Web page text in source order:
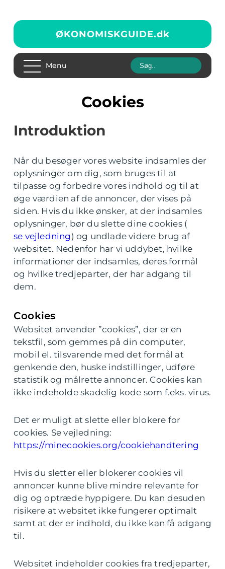
ØKONOMISKGUIDE.dk
Menu
Cookies
Introduktion
Når du besøger vores website indsamles der
oplysninger om dig, som bruges til at
tilpasse og forbedre vores indhold og til at
øge værdien af de annoncer, der vises på
siden. Hvis du ikke ønsker, at der indsamles
oplysninger, bør du slette dine cookies (
se vejledning ) og undlade videre brug af
websitet. Nedenfor har vi uddybet, hvilke
informationer der indsamles, deres formål
og hvilke tredjeparter, der har adgang til
dem.
Cookies
Websitet anvender ”cookies”, der er en
tekstfil, som gemmes på din computer,
mobil el. tilsvarende med det formål at
genkende den, huske indstillinger, udføre
statistik og målrette annoncer. Cookies kan
ikke indeholde skadelig kode som f.eks. virus.
Det er muligt at slette eller blokere for
cookies. Se vejledning:
https://minecookies.org/cookiehandtering
Hvis du sletter eller blokerer cookies vil
annoncer kunne blive mindre relevante for
dig og optræde hyppigere. Du kan desuden
risikere at websitet ikke fungerer optimalt
samt at der er indhold, du ikke kan få adgang
til.
Websitet indeholder cookies fra tredjeparter,